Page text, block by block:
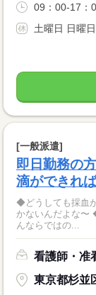
09：00-17：
土曜日 日曜日
[一般派遣]
即日勤務の
滴ができれ
◆どうしても採血が苦手… ◆オペ、急患受け入れ
かないんだよな〜 ◆オンコール当番ってそわそわ… そんな看護師さ
んならではの...
看護師・准
東京都杉並